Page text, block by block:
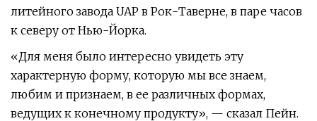
литейного завода UAP в Рок-Таверне, в паре часов
к северу от Нью-Йорка.
«Для меня было интересно увидеть эту
характерную форму, которую мы все знаем,
любим и признаем, в ее различных формах,
ведущих к конечному продукту», — сказал Пейн.